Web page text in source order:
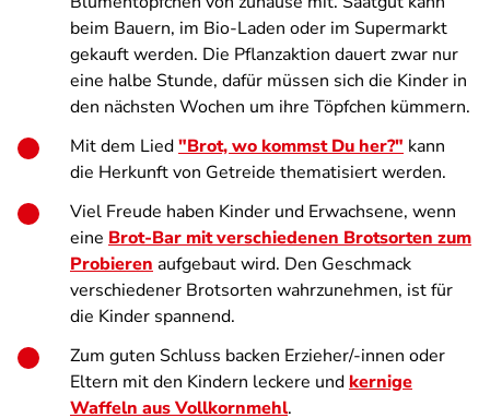
beim Bauern, im Bio-Laden oder im Supermarkt
gekauft werden. Die Pflanzaktion dauert zwar nur
eine halbe Stunde, dafür müssen sich die Kinder in
den nächsten Wochen um ihre Töpfchen kümmern.
Mit dem Lied"Brot, wo kommst Du her?" kann
die Herkunft von Getreide thematisiert werden.
Viel Freude haben Kinder und Erwachsene, wenn
eine Brot-Bar mit verschiedenen Brotsorten zum
Probieren aufgebaut wird. Den Geschmack
verschiedener Brotsorten wahrzunehmen, ist für
die Kinder spannend.
Zum guten Schluss backen Erzieher/-innen oder
Eltern mit den Kindern leckere und kernige
Waffeln aus Vollkornmehl.